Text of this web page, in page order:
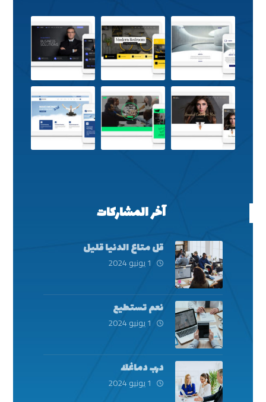
آخر المشاركات
قل متاع الدنيا قليل
1 يونيو 2024
نعم تستطيع
1 يونيو 2024
درب دماغك
1 يونيو 2024